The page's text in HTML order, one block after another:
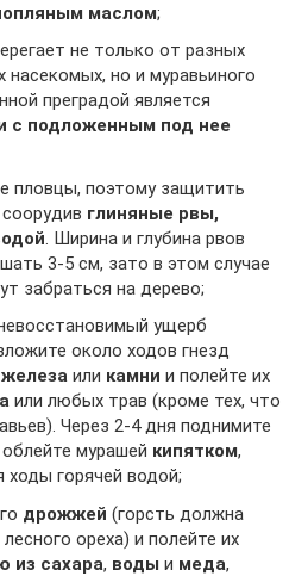
маслом;
не только от разных
насекомых, но и муравьиного
преградой является
с подложенным под нее
пловцы, поэтому защитить
глиняные рвы,
. Ширина и глубина рвов
3-5 см, зато в этом случае
забраться на дерево;
ущерб
около ходов гнезд
железа или камни и полейте их
или любых трав (кроме тех, что
Через 2-4 дня поднимите
мурашей кипятком,
ходы горячей водой;
дрожжей (горсть должна
ореха) и полейте их
из сахара, воды и меда,